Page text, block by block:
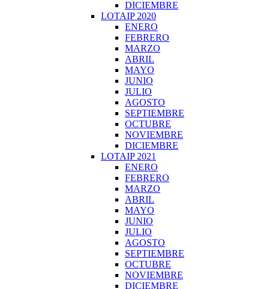
DICIEMBRE
LOTAIP 2020
ENERO
FEBRERO
MARZO
ABRIL
MAYO
JUNIO
JULIO
AGOSTO
SEPTIEMBRE
OCTUBRE
NOVIEMBRE
DICIEMBRE
LOTAIP 2021
ENERO
FEBRERO
MARZO
ABRIL
MAYO
JUNIO
JULIO
AGOSTO
SEPTIEMBRE
OCTUBRE
NOVIEMBRE
DICIEMBRE